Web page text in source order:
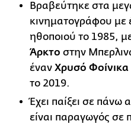
Βραβεύτηκε στα
κινηματογράφου με
ηθοποιού το 1985,
Άρκτο στην
έναν Χρυσό Φοίνικα
το 2019.
Έχει παίξει σε πάνω
είναι παραγωγός σε